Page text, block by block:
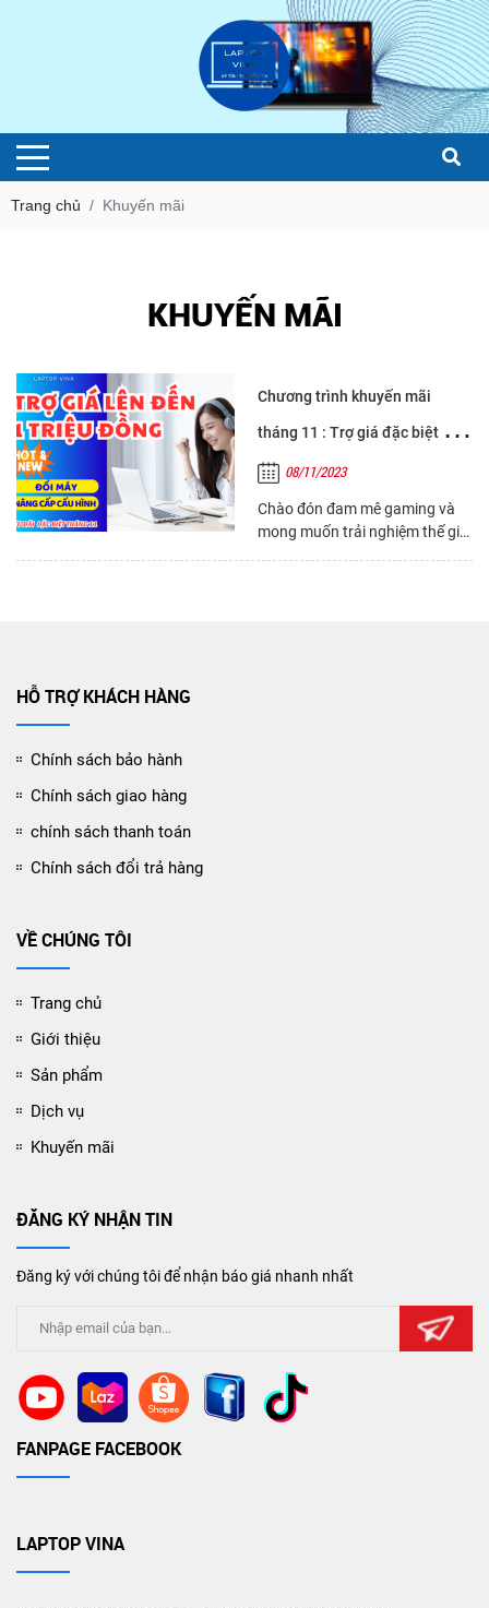
Trang chủ Khuyến mãi
KHUYẾN MÃI
Chương trình khuyến mãi
tháng 11 : Trợ giá đặc biệt lên
đến 1 triệu đồng của Laptop
Vina
08/11/2023
Chào đón đam mê gaming và
mong muốn trải nghiệm thế giới
HỖ TRỢ KHÁCH HÀNG
Chính sách bảo hành
Chính sách giao hàng
chính sách thanh toán
Chính sách đổi trả hàng
VỀ CHÚNG TÔI
Trang chủ
Giới thiệu
Sản phẩm
Dịch vụ
Khuyến mãi
ĐĂNG KÝ NHẬN TIN
Đăng ký với chúng tôi để nhận báo giá nhanh nhất
FANPAGE FACEBOOK
LAPTOP VINA